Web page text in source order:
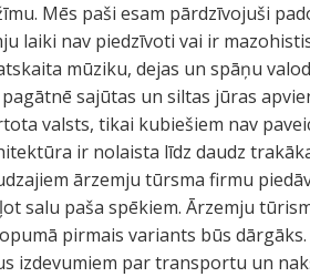
Mēs paši esam pārdzīvojuši
laiki nav piedzīvoti vai ir
mūziku, dejas un spāņu
sajūtas un siltas jūras
valsts, tikai kubiešiem nav
ir nolaista līdz daudz
ārzemju tūrsma firmu
salu paša spēkiem. Ārzemju
pirmais variants būs
izdevumiem par transportu un